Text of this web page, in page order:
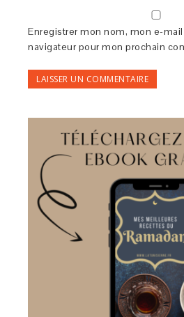
Enregistrer mon nom, mon e-
navigateur pour mon prochain